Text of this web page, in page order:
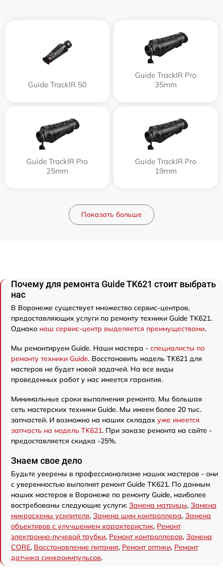
Guide TrackIR 50
Guide TrackIR Pro
35mm
Guide TrackIR Pro
25mm
Guide TrackIR Pro
19mm
Показать больше
Почему для ремонта Guide TK621 стоит выбрать
нас
В Воронеже существует множество сервис-центров,
предоставляющих услуги по ремонту техники Guide TK621.
Однако наш сервис-центр выделяется преимуществами.
Мы ремонтируем Guide. Наши мастера - специалисты по
ремонту техники Guide. Восстановить модель TK621 для
мастеров не будет новой задачей. На все виды
проведенных работ у нас имеется гарантия.
Минимальные сроки выполнения ремонта. Мы большая
сеть мастерских техники Guide. Мы имеем более 20 тыс.
запчастей. И возможно на наших складах уже имеется
запчасть на модель TK621. При заказе ремонта на сайте -
предоставляется скидка -25%.
Знаем свое дело
Будьте уверены в профессионализме наших мастеров - они
с уверенностью выполнят ремонт Guide TK621. По данным
наших мастеров в Воронеже по ремонту Guide, наиболее
востребованы следующие услуги: Замена матрицы, Замена
микросхемы усилителя, Замена шим контроллера, Замена
объективов с улучшением характеристик, Ремонт
электронно-лучевой трубки, Ремонт контроллеров, Замена
CORE, Восстановление питания, Ремонт оптики, Ремонт
датчика синхроимпульсов.